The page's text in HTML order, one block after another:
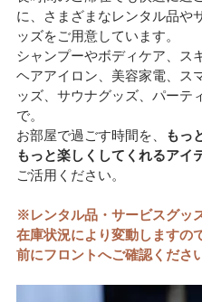
に、さまざまなレンタル品や
ッズをご用意しています。
シャンプーやボディケア、ス
ヘアアイロン、美容家電、ス
ッズ、サウナグッズ、パーテ
で。
お部屋で過ごす時間を、
もっ
もっと楽しくしてくれるアイ
ご活用ください。
※レンタル品・サービスグッ
在庫状況により変動しますの
前にフロントへご確認くださ